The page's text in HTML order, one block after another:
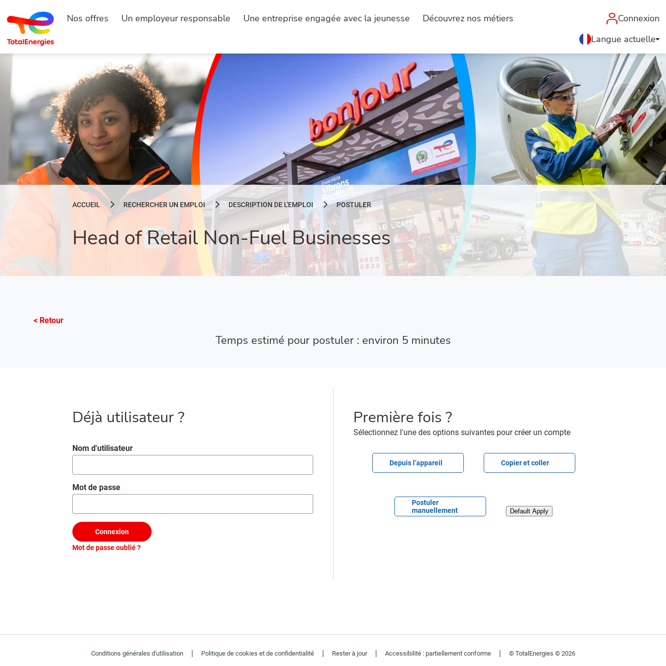
Nos offres Un employeur responsable Une entreprise engagée avec la jeunesse Découvrez nos métiers
Connexion
Langue actuelle
ACCUEIL RECHERCHER UN EMPLOI DESCRIPTION DE L'EMPLOI POSTULER
Head of Retail Non-Fuel Businesses
< Retour
Temps estimé pour postuler : environ 5 minutes
Déjà utilisateur ?
Se connecter
Nom d'utilisateur
Mot de passe
Connexion
Mot de passe oublié ?
Première fois ?
Sélectionnez l'une des options suivantes pour créer un compte
Depuis l’appareil Copier et coller
Postuler
manuellement
Télécharger le CV plus tard
Default Apply
Télécharger le CV depuis Linkedin
Conditions générales d'utilisation Politique de cookies et de confidentialité Rester à jour Accessibilité : partiellement conforme © TotalEnergies © 2026